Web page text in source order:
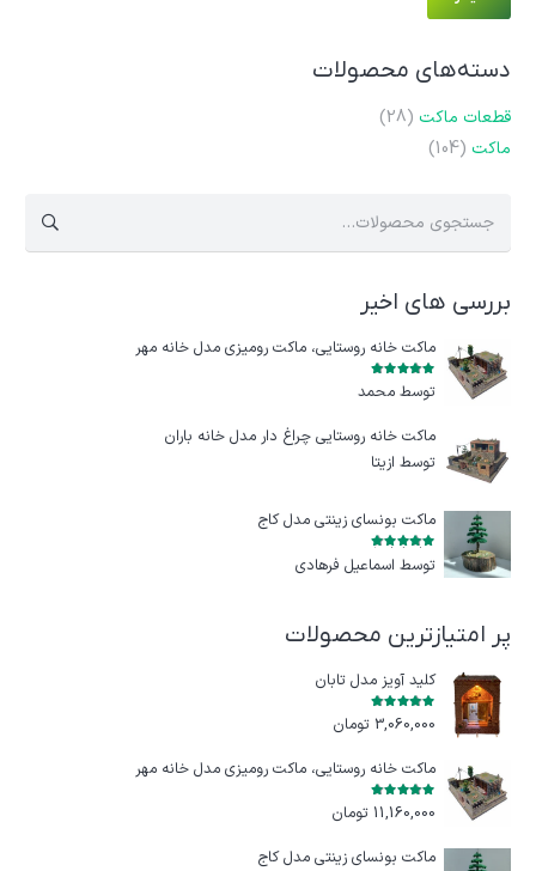
دسته‌های محصولات
قطعات ماکت (28)
ماکت (104)
برای:
بررسی های اخیر
ماکت خانه روستایی، ماکت رومیزی مدل خانه مهر
5
توسط محمد
ماکت خانه روستایی چراغ‌ دار مدل خانه باران
توسط ازيتا
ماکت بونسای زینتی مدل کاج
امتیاز 5 از 5
توسط اسماعیل فرهادی
پر امتیازترین محصولات
کلید آویز مدل تابان
امتیاز 5.00از 5
3,060,000 تومان
ماکت خانه روستایی، ماکت رومیزی مدل خانه مهر
امتیاز 5.00از 5
11,160,000 تومان
ماکت بونسای زینتی مدل کاج